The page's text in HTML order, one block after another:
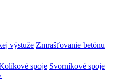
výstuže Zmrašťovanie betónu
spoje Svorníkové spoje